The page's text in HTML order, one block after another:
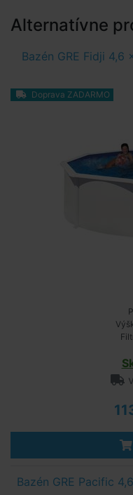
Alternatívne
Bazén GRE Fidji
Doprava ZADARMO
Bazén GRE Pacific